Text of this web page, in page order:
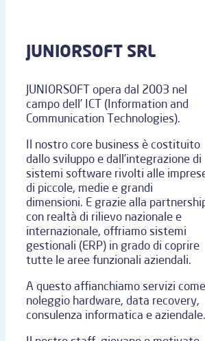
JUNIORSOFT SRL
JUNIORSOFT opera dal 2003 nel
campo dell’ ICT (Information and
Communication Technologies).
Il nostro core business è costituito
dallo sviluppo e dall’integrazione di
sistemi software rivolti alle
di piccole, medie e grandi
dimensioni. E grazie alla
con realtà di rilievo nazionale e
internazionale, offriamo sistemi
gestionali (ERP) in grado di coprire
tutte le aree funzionali aziendali.
A questo affianchiamo servizi come
noleggio hardware, data recovery,
consulenza informatica e aziendale.